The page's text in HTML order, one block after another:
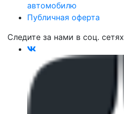
автомобилю
Публичная оферта
Следите за нами в соц. сетях